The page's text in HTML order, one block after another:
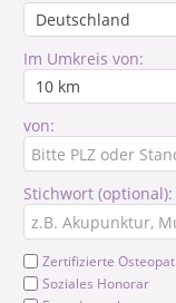
Im Umkreis von:
von:
Stichwort (optional):
Zertifizierte
Soziales Honorar